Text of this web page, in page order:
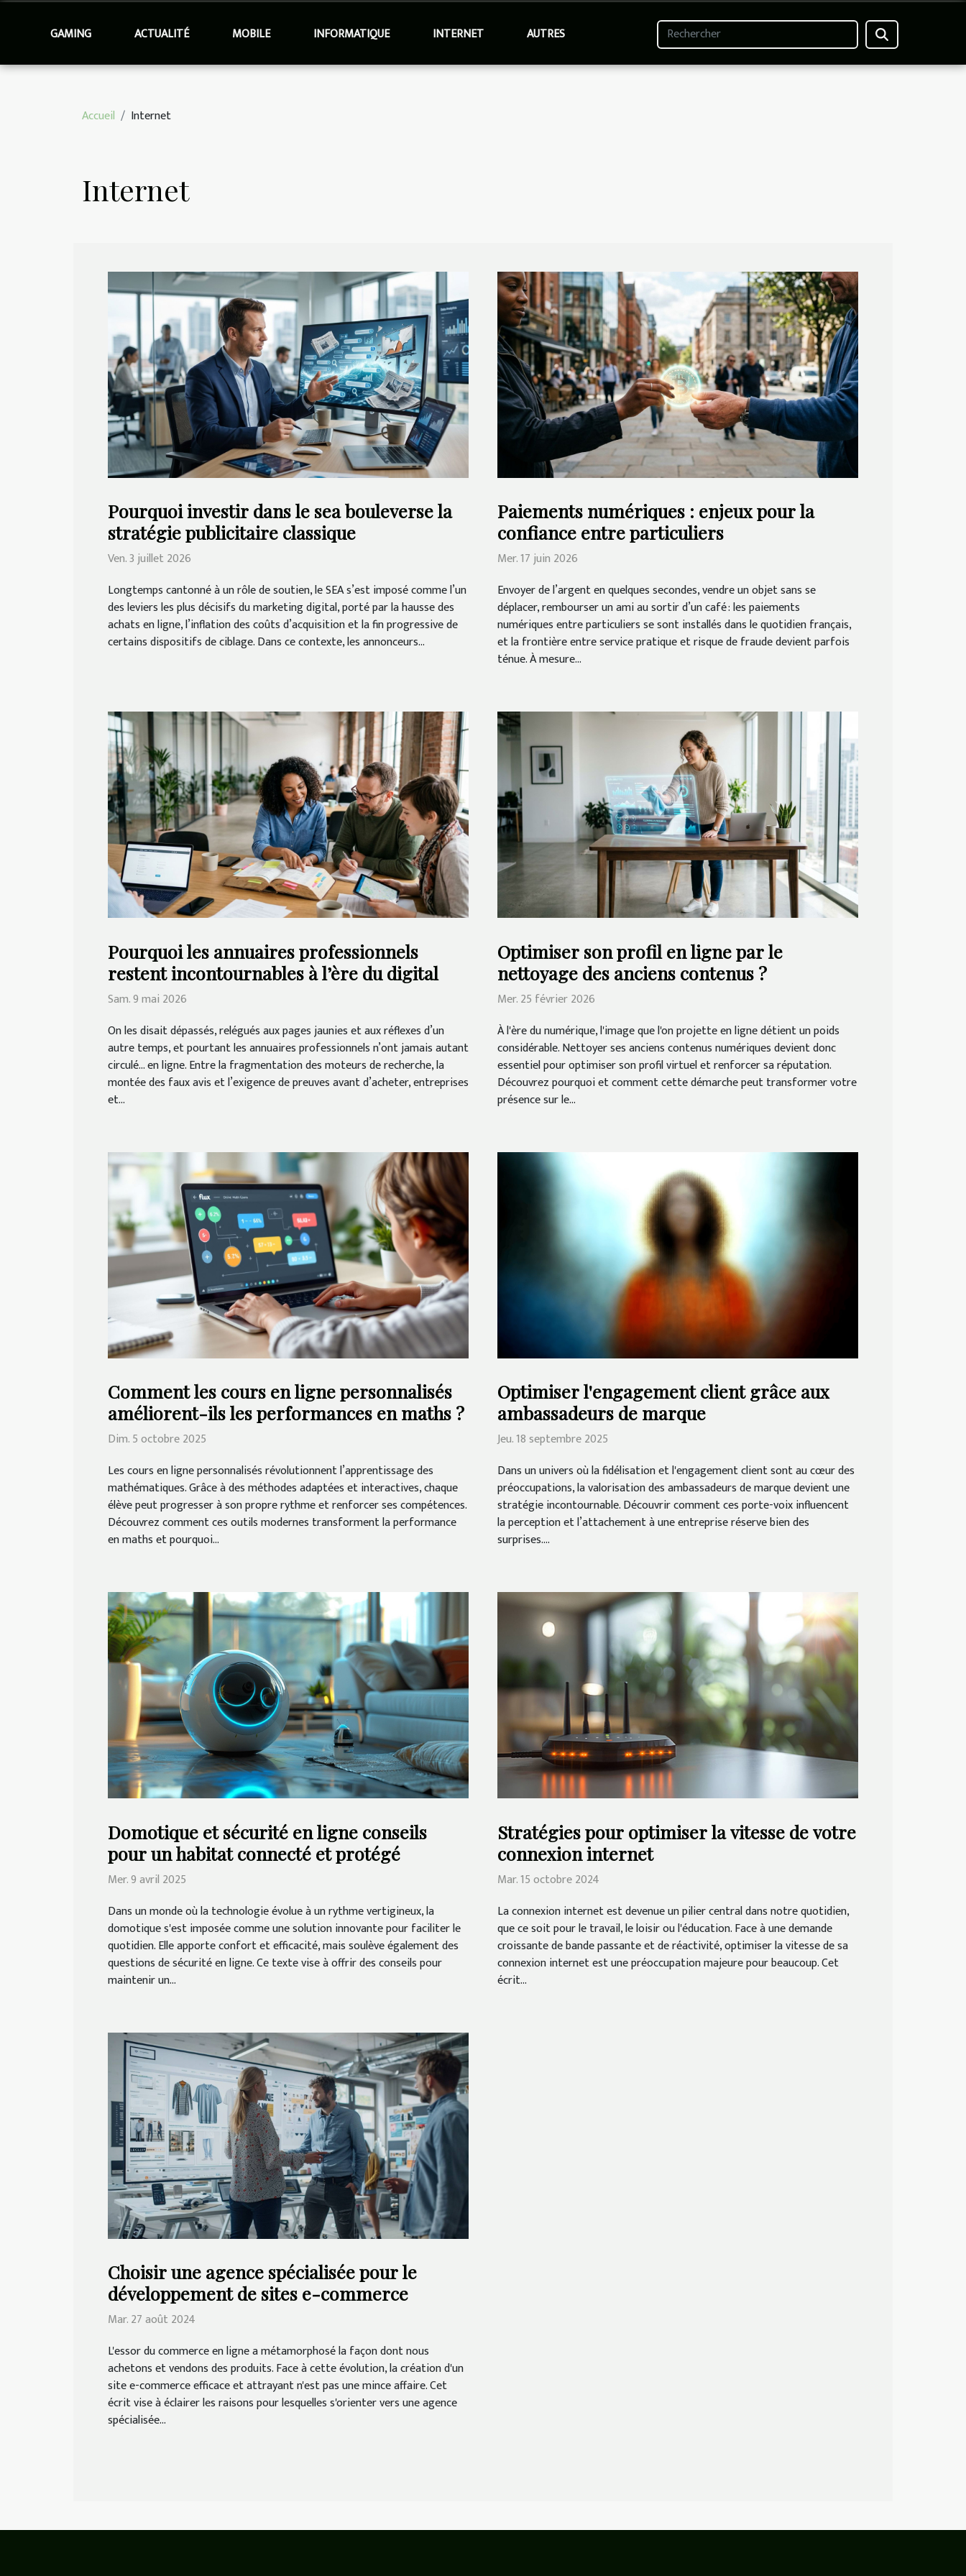
GAMING ACTUALITÉ MOBILE INFORMATIQUE INTERNET AUTRES
Accueil Internet
Internet
Pourquoi investir dans le sea bouleverse la
stratégie publicitaire classique
Ven. 3 juillet 2026
Longtemps cantonné à un rôle de soutien, le SEA s’est imposé comme l’un
des leviers les plus décisifs du marketing digital, porté par la hausse des
achats en ligne, l’inflation des coûts d’acquisition et la fin progressive de
certains dispositifs de ciblage. Dans ce contexte, les annonceurs...
Paiements numériques : enjeux pour la
confiance entre particuliers
Mer. 17 juin 2026
Envoyer de l’argent en quelques secondes, vendre un objet sans se
déplacer, rembourser un ami au sortir d’un café : les paiements
numériques entre particuliers se sont installés dans le quotidien français,
et la frontière entre service pratique et risque de fraude devient parfois
ténue. À mesure...
Pourquoi les annuaires professionnels
restent incontournables à l’ère du digital
Sam. 9 mai 2026
On les disait dépassés, relégués aux pages jaunies et aux réflexes d’un
autre temps, et pourtant les annuaires professionnels n’ont jamais autant
circulé… en ligne. Entre la fragmentation des moteurs de recherche, la
montée des faux avis et l’exigence de preuves avant d’acheter, entreprises
et...
Optimiser son profil en ligne par le
nettoyage des anciens contenus ?
Mer. 25 février 2026
À l'ère du numérique, l'image que l'on projette en ligne détient un poids
considérable. Nettoyer ses anciens contenus numériques devient donc
essentiel pour optimiser son profil virtuel et renforcer sa réputation.
Découvrez pourquoi et comment cette démarche peut transformer votre
présence sur le...
Comment les cours en ligne personnalisés
améliorent-ils les performances en maths ?
Dim. 5 octobre 2025
Les cours en ligne personnalisés révolutionnent l’apprentissage des
mathématiques. Grâce à des méthodes adaptées et interactives, chaque
élève peut progresser à son propre rythme et renforcer ses compétences.
Découvrez comment ces outils modernes transforment la performance
en maths et pourquoi...
Optimiser l'engagement client grâce aux
ambassadeurs de marque
Jeu. 18 septembre 2025
Dans un univers où la fidélisation et l'engagement client sont au cœur des
préoccupations, la valorisation des ambassadeurs de marque devient une
stratégie incontournable. Découvrir comment ces porte-voix influencent
la perception et l’attachement à une entreprise réserve bien des
surprises....
Domotique et sécurité en ligne conseils
pour un habitat connecté et protégé
Mer. 9 avril 2025
Dans un monde où la technologie évolue à un rythme vertigineux, la
domotique s'est imposée comme une solution innovante pour faciliter le
quotidien. Elle apporte confort et efficacité, mais soulève également des
questions de sécurité en ligne. Ce texte vise à offrir des conseils pour
maintenir un...
Stratégies pour optimiser la vitesse de votre
connexion internet
Mar. 15 octobre 2024
La connexion internet est devenue un pilier central dans notre quotidien,
que ce soit pour le travail, le loisir ou l'éducation. Face à une demande
croissante de bande passante et de réactivité, optimiser la vitesse de sa
connexion internet est une préoccupation majeure pour beaucoup. Cet
écrit...
Choisir une agence spécialisée pour le
développement de sites e-commerce
Mar. 27 août 2024
L'essor du commerce en ligne a métamorphosé la façon dont nous
achetons et vendons des produits. Face à cette évolution, la création d'un
site e-commerce efficace et attrayant n'est pas une mince affaire. Cet
écrit vise à éclairer les raisons pour lesquelles s'orienter vers une agence
spécialisée...